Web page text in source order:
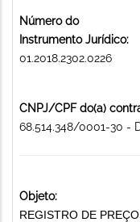
Número do
Instrumento Jurídico:
01.2018.2302.0226
CNPJ/CPF do(a)
68.514.348/0001-30 -
Objeto:
REGISTRO DE